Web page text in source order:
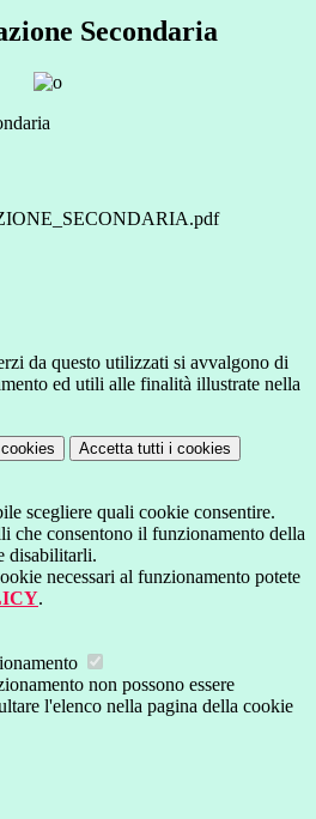
Secondaria
da questo utilizzati si avvalgono di
ed utili alle finalità illustrate nella
Accetta tutti i cookies
scegliere quali cookie consentire.
che consentono il funzionamento della
disabilitarli.
necessari al funzionamento potete
.
non possono essere
l'elenco nella pagina della cookie